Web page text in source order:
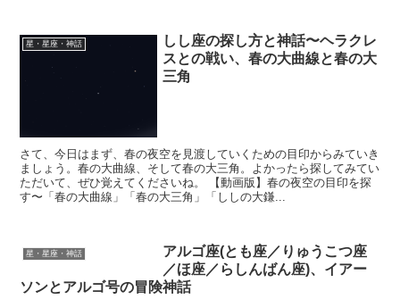
星・星座・神話
しし座の探し方と神話〜ヘラクレ
スとの戦い、春の大曲線と春の大
三角
さて、今日はまず、春の夜空を見渡していくための目印からみていき
ましょう。春の大曲線、そして春の大三角。よかったら探してみてい
ただいて、ぜひ覚えてくださいね。 【動画版】春の夜空の目印を探
す〜「春の大曲線」「春の大三角」「ししの大鎌...
星・星座・神話
アルゴ座(とも座／りゅうこつ座
／ほ座／らしんばん座)、イアー
ソンとアルゴ号の冒険神話